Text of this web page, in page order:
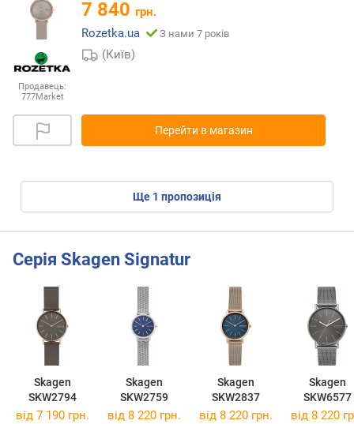
Продавець:
777Market
7 840 грн.
Rozetka.ua
З нами 7 років
(Київ)
Перейти в магазин
ще 1 пропозиція
Серія Skagen Signatur
Skagen
SKW2794
Skagen
SKW2759
Skagen
SKW2837
Skagen
SKW6577
від 7 190 грн. від 8 220 грн. від 8 220 грн. від 8 220